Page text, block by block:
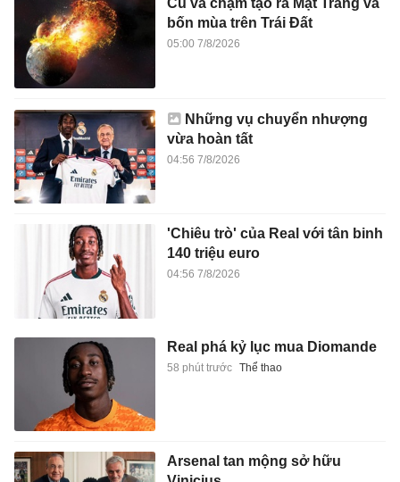
Cú va chạm tạo ra Mặt Trăng và
bốn mùa trên Trái Đất
05:00 7/8/2026
Những vụ chuyển nhượng
vừa hoàn tất
04:56 7/8/2026
'Chiêu trò' của Real với tân binh
140 triệu euro
04:56 7/8/2026
Real phá kỷ lục mua Diomande
58 phút trước Thể thao
Arsenal tan mộng sở hữu